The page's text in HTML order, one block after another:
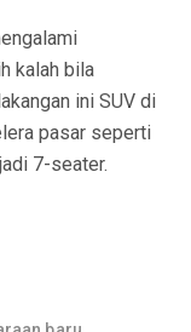
kalah bila
ini SUV di
pasar seperti
7-seater.